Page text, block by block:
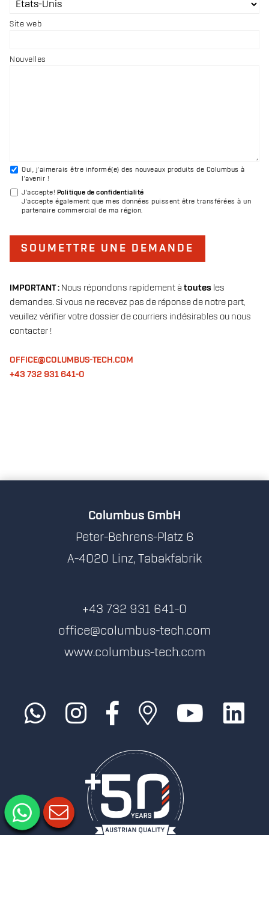
IMPORTANT : Nous répondons rapidement à toutes les
demandes. Si vous ne recevez pas de réponse de notre part,
veuillez vérifier votre dossier de courriers indésirables ou nous
contacter !
OFFICE@COLUMBUS-TECH.COM
+43 732 931 641-0
Site web
Nouvelles
Oui, j'aimerais être informé(e) des nouveaux produits de Columbus à
l'avenir !
J'accepte! Politique de confidentialité
J'accepte également que mes données puissent être transférées à un
partenaire commercial de ma région.
SOUMETTRE UNE DEMANDE
Columbus GmbH
Peter-Behrens-Platz 6
A-4020 Linz, Tabakfabrik
+43 732 931 641-0
office@columbus-tech.com
www.columbus-tech.com